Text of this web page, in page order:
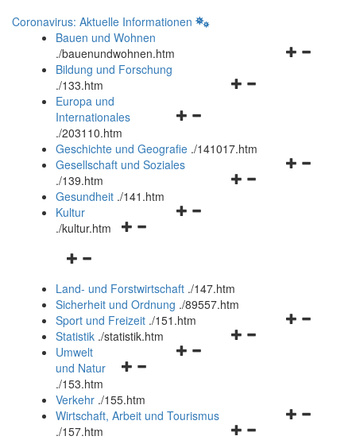
Coronavirus: Aktuelle Informationen
Bauen und Wohnen
./bauenundwohnen.htm
Navigationsmenü
Bildung und Forschung
./133.htm
Navigationsmenü
und
schließen
Europa und
Internationales
./203110.htm
Geschichte und Geografie ./141017.htm
Navigationsmenü
Gesellschaft und Soziales
./139.htm
Navigationsmenü
Gesundheit ./141.htm
Navigationsmenü
Kultur
./kultur.htm
Navigationsmenü
und
schließen
Land- und Forstwirtschaft ./147.htm
Sicherheit und Ordnung ./89557.htm
Navigationsmenü
Sport und Freizeit ./151.htm
Navigationsmenü
Statistik ./statistik.htm
Navigationsmenü
und
schließen
Umwelt
und Natur
./153.htm
Verkehr ./155.htm
Navigationsmenü
Wirtschaft, Arbeit und Tourismus
./157.htm